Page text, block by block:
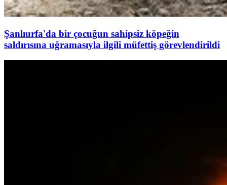
Şanlıurfa'da bir çocuğun sahipsiz köpeğin
saldırısına uğramasıyla ilgili müfettiş görevlendirildi